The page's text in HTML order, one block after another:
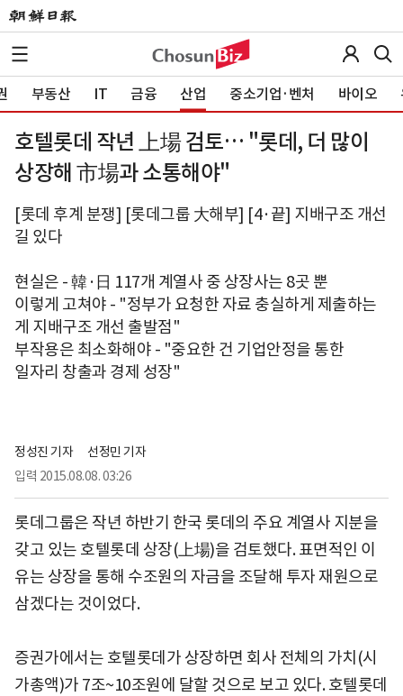
부동산 IT 금융 산업 중소기업·벤처 바이오
호텔롯데 작년 上場 검토… "롯데, 더 많이
상장해 市場과 소통해야"
[롯데 후계 분쟁] [롯데그룹 大해부] [4·끝] 지배구조 개선
길 있다
현실은 - 韓·日 117개 계열사 중 상장사는 8곳 뿐
이렇게 고쳐야 - "정부가 요청한 자료 충실하게 제출하는
게 지배구조 개선 출발점"
부작용은 최소화해야 - "중요한 건 기업안정을 통한
일자리 창출과 경제 성장"
정성진 기자
선정민 기자
입력 2015.08.08. 03:26
롯데그룹은 작년 하반기 한국 롯데의 주요 계열사 지분을
갖고 있는 호텔롯데 상장(上場)을 검토했다. 표면적인 이
유는 상장을 통해 수조원의 자금을 조달해 투자 재원으로
삼겠다는 것이었다.
증권가에서는 호텔롯데가 상장하면 회사 전체의 가치(시
가총액)가 7조~10조원에 달할 것으로 보고 있다. 호텔롯데